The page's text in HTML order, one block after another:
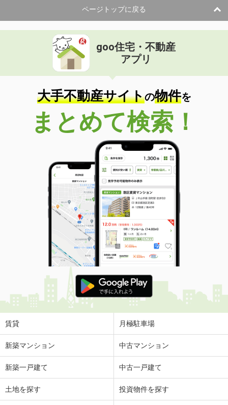
ページトップに戻る
goo住宅・不動産
アプリ
大手不動産サイトの物件を
まとめて検索！
賃貸 月極駐車場
新築マンション 中古マンション
新築一戸建て 中古一戸建て
土地を探す 投資物件を探す